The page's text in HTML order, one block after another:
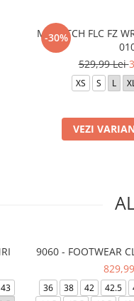
-30%
M NK TCH FLC FZ
529,99 Lei
XS S L
VEZI
43
9060 - FOOTWEAR
36 38 42 42.5